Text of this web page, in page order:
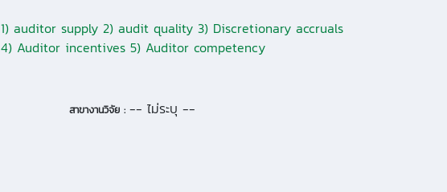
1) auditor supply 2) audit quality 3) Discretionary accruals
4) Auditor incentives 5) Auditor competency
สาขางานวิจัย : -- ไม่ระบุ --